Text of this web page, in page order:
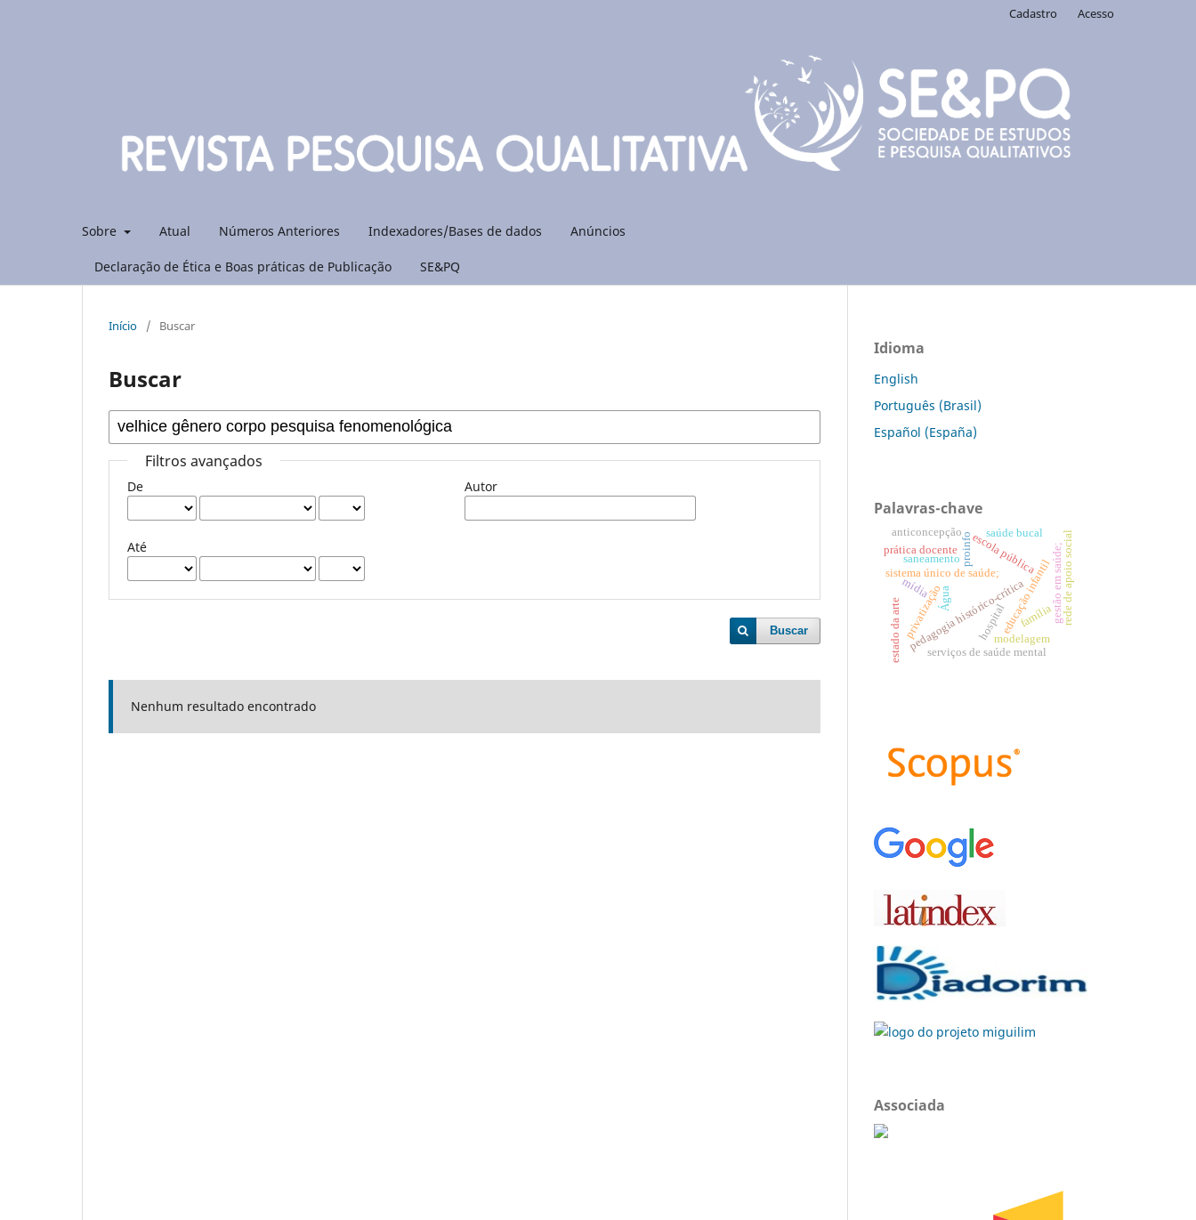
Sobre Atual Números Anteriores Indexadores/Bases de dados Anúncios
Declaração de Ética e Boas práticas de Publicação SE&PQ
Cadastro Acesso
Início / Buscar
Buscar
Filtros avançados
De
Até
Autor
Buscar
Nenhum resultado encontrado
Idioma
English
Português (Brasil)
Español (España)
Palavras-chave
saneamento
sistema único de saúde;
pedagogia histórico-críticaeducação infantil
modelagem
privatizaçãoÁgua gestão em saúde;
mídia
proinfoescola pública
prática docente
anticoncepção rede de apoio social
hospital
serviços de saúde mental
saúde bucal
família
estado da arte
Associada